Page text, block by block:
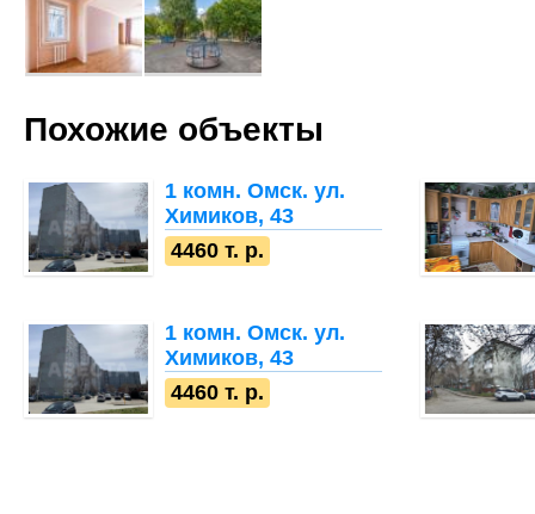
Похожие объекты
1 комн. Омск. ул.
Химиков, 43
4460 т. р.
1 комн. Омск. ул.
Химиков, 43
4460 т. р.